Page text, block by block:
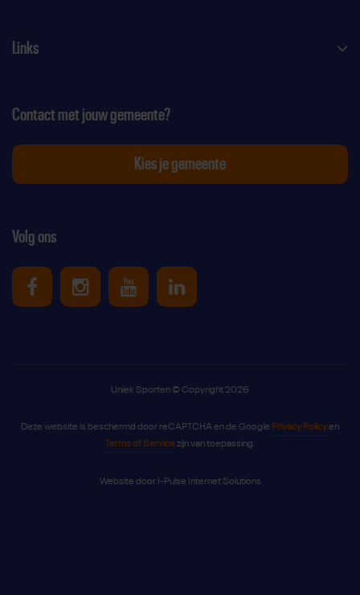
Links
Volg ons
Uniek Sporten op Facebook
Uniek Sporten op Instagram
Uniek Sporten op Youtube
Uniek Sporten op
Contact met jouw gemeente?
Kies je gemeente
Uniek Sporten © Copyright 2026
Deze website is beschermd door reCAPTCHA en de Google Privacy Policyen
Terms of Servicezijn van toepassing.
Website door I-Pulse Internet Solutions